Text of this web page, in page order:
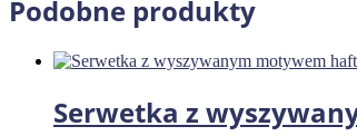
Podobne produkty
Serwetka z